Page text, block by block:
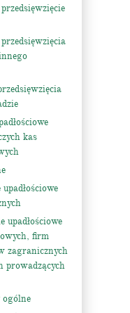
kas
upadłościowe
firm
zagranicznych
prowadzących
ogólne